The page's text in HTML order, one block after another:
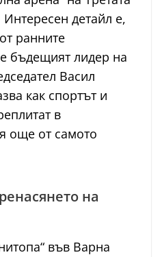
детайл е,
ранните
бъдещият лидер на
Васил
как спортът и
в
още от самото
на
във Варна